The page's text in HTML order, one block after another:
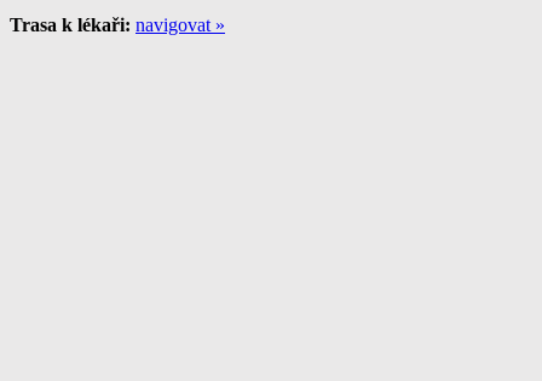
Trasa k lékaři: navigovat »